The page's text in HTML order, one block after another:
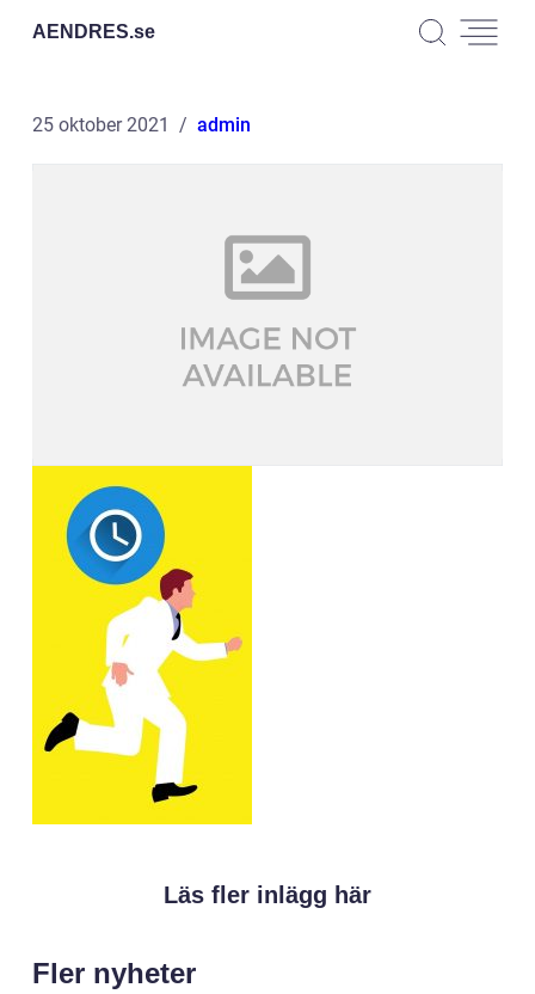
AENDRES.se
25 oktober 2021 admin
Läs fler inlägg här
Fler nyheter